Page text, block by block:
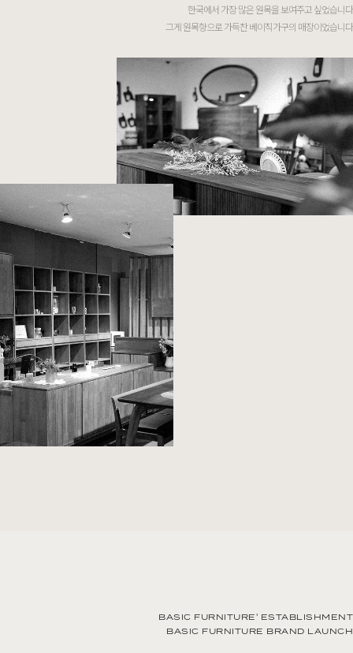
한국에서 가장 많은 원목을 보여주고 싶었습니다
그게 원목향으로 가득찬 베이직가구의 매장이었습니다
BASIC FURNITURE' ESTABLISHMENT
BASIC FURNITURE BRAND LAUNCH